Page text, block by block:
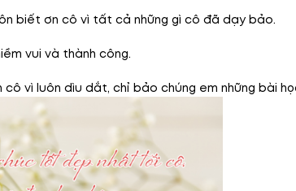
biết ơn cô vì tất cả những gì cô đã dạy bảo.
vui và thành công.
vì luôn dìu dắt, chỉ bảo chúng em những bài